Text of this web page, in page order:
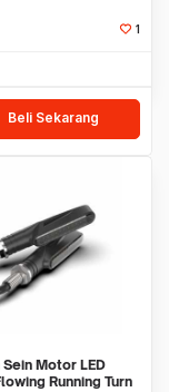
1
Beli Sekarang
Motor LED
Running Turn